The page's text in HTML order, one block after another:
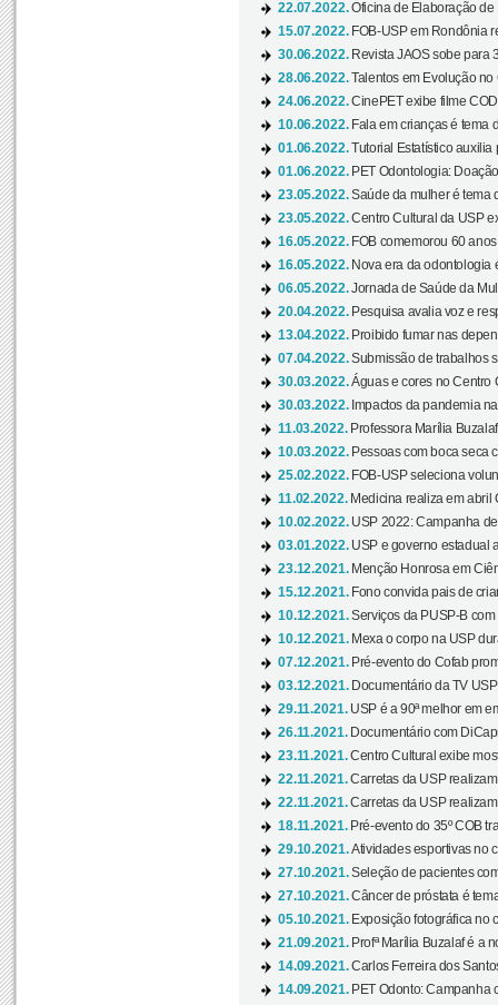
22.07.2022.Oficina de Elaboração de
15.07.2022. FOB-USP em Rondônia
30.06.2022. Revista JAOS sobe para
28.06.2022.Talentos em Evolução no
24.06.2022.CinePET exibe filme
10.06.2022. Fala em crianças é tema
01.06.2022.Tutorial Estatístico auxilia
01.06.2022. PET Odontologia:
23.05.2022.Saúde da mulher é tema
23.05.2022.Centro Cultural da USP
16.05.2022. FOB comemorou 60
16.05.2022. Nova era da odontologia
06.05.2022.Jornada de Saúde da
20.04.2022. Pesquisa avalia voz e
13.04.2022. Proibido fumar nas
07.04.2022.Submissão de trabalhos
30.03.2022.Águas e cores no Centro
30.03.2022. Impactos da pandemia
11.03.2022. Professora Marília
10.03.2022. Pessoas com boca seca
25.02.2022. FOB-USP seleciona
11.02.2022. Medicina realiza em abril
10.02.2022. USP 2022: Campanha
03.01.2022. USP e governo estadual
23.12.2021. Menção Honrosa em
15.12.2021. Fono convida pais de
10.12.2021.Serviços da PUSP-B
10.12.2021. Mexa o corpo na USP
07.12.2021. Pré-evento do Cofab
03.12.2021. Documentário da TV
29.11.2021. USP é a 90ª melhor em
26.11.2021. Documentário com
23.11.2021.Centro Cultural exibe
22.11.2021.Carretas da USP
22.11.2021.Carretas da USP
18.11.2021. Pré-evento do 35º COB
29.10.2021.Atividades esportivas no
27.10.2021.Seleção de pacientes
27.10.2021.Câncer de próstata é
05.10.2021. Exposição fotográfica no
21.09.2021. Profª Marília Buzalaf é a
14.09.2021.Carlos Ferreira dos
14.09.2021. PET Odonto: Campanha